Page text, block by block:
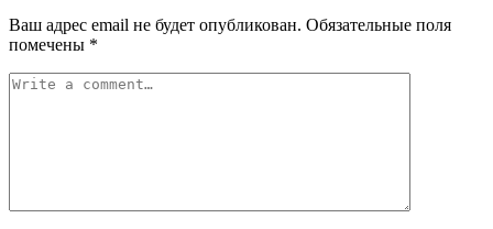
Ваш адрес email не будет опубликован. Обязательные поля
помечены *